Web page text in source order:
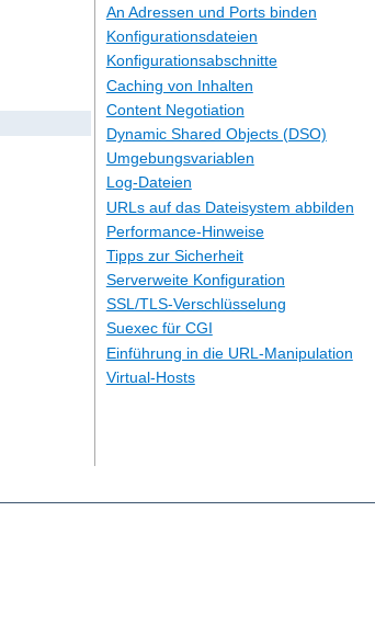
An Adressen und Ports binden
Konfigurationsdateien
Konfigurationsabschnitte
Caching von Inhalten
Content Negotiation
Dynamic Shared Objects (DSO)
Umgebungsvariablen
Log-Dateien
URLs auf das Dateisystem abbilden
Performance-Hinweise
Tipps zur Sicherheit
Serverweite Konfiguration
SSL/TLS-Verschlüsselung
Suexec für CGI
Einführung in die URL-Manipulation
Virtual-Hosts